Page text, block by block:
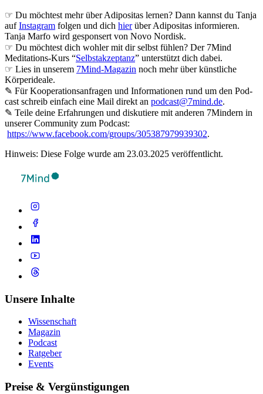
☞ Du möchtest mehr über Adipositas lernen? Dann kannst du Tanja
aufInstagram folgen und dich hierüber Adipositas informieren.
Tanja Marfo wird gesponsert von Novo Nordisk.
☞ Du möchtest dich wohler mit dir selbst fühlen? Der 7Mind
Meditations-Kurs “Selbstakzeptanz” unterstützt dich dabei.
☞ Lies in unserem 7Mind-Magazin noch mehr über künstliche
Körperideale.
✎ Für Koope­ra­ti­ons­an­fra­gen und Infor­ma­tio­nen rund um den Pod­
cast schreib ein­fach eine Mail direkt an podcast@7mind.de.
✎ Teile deine Erfahrungen und diskutiere mit anderen 7Mindern in
unserer Community zum Podcast:
https://www.facebook.com/groups/305387979939302.
Hinweis: Diese Folge wurde am 23.03.2025 veröffentlicht.
Unsere Inhalte
Wissenschaft
Magazin
Podcast
Ratgeber
Events
Preise & Vergünstigungen